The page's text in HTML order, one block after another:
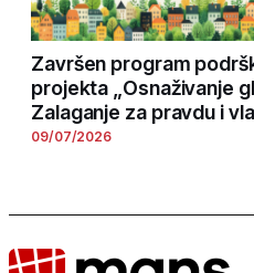
Završen program
projekta „Osnaživanje
Zalaganje za pravdu i
09/07/2026